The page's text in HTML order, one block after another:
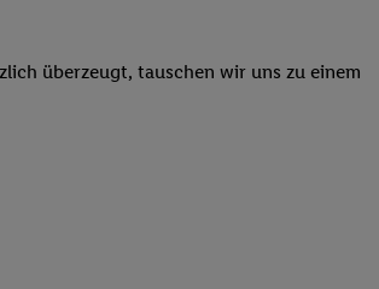
überzeugt, tauschen wir uns zu einem